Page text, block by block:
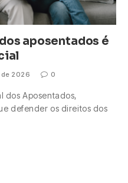
aposentados é
de 2026 0
dos Aposentados,
defender os direitos dos